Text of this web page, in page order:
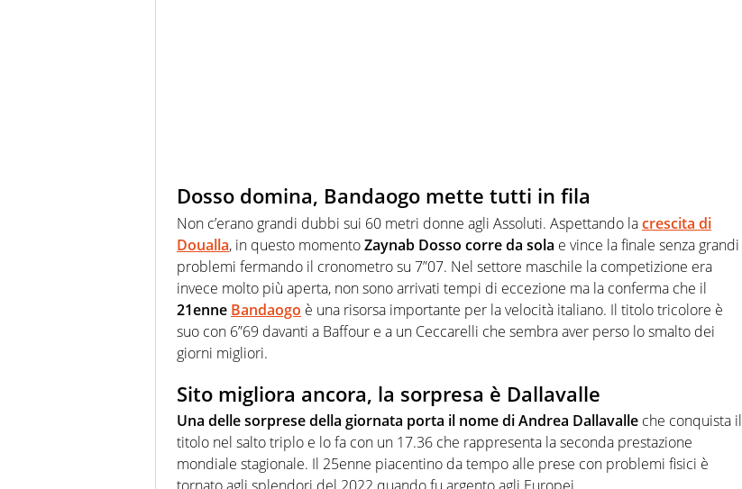
Dosso domina, Bandaogo mette tutti in fila
Non c’erano grandi dubbi sui 60 metri donne agli Assoluti. Aspettando lacrescita di
Doualla, in questo momentoZaynab Dosso corre da sola e vince la finale senza grandi
problemi fermando il cronometro su 7”07. Nel settore maschile la competizione era
invece molto più aperta, non sono arrivati tempi di eccezione ma la conferma che il
21enne Bandaogo è una risorsa importante per la velocità italiano. Il titolo tricolore è
suo con 6”69 davanti a Baffour e a un Ceccarelli che sembra aver perso lo smalto dei
giorni migliori.
Sito migliora ancora, la sorpresa è Dallavalle
Una delle sorprese della giornata porta il nome di Andrea Dallavalle che conquista il
titolo nel salto triplo e lo fa con un 17.36 che rappresenta la seconda prestazione
mondiale stagionale. Il 25enne piacentino da tempo alle prese con problemi fisici è